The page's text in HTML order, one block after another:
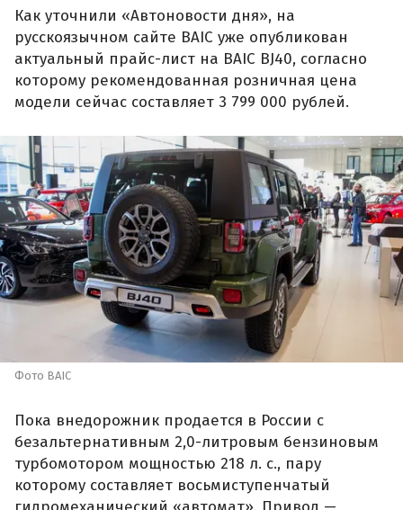
Как уточнили «Автоновости дня», на
русскоязычном сайте BAIC уже опубликован
актуальный прайс-лист на BAIC BJ40, согласно
которому рекомендованная розничная цена
модели сейчас составляет 3 799 000 рублей.
Фото BAIC
Пока внедорожник продается в России с
безальтернативным 2,0-литровым бензиновым
турбомотором мощностью 218 л. с., пару
которому составляет восьмиступенчатый